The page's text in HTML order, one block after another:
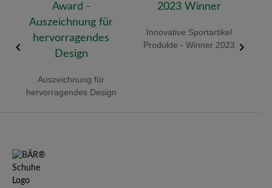
Auszeichnung für
hervorragendes Design
Innovative Sportartikel
Produkte - Winner 2023